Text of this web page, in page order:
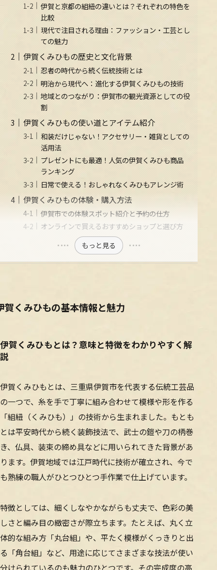
伊賀と京都の組紐の違いとは？それぞれの特色を
比較
現代で注目される理由：ファッション・工芸とし
ての魅力
伊賀くみひもの歴史と文化背景
忍者の時代から続く伝統技術とは
明治から現代へ：進化する伊賀くみひもの技術
地域とのつながり：伊賀市の観光資源としての役
割
伊賀くみひもの使い道とアイテム紹介
和装だけじゃない！アクセサリー・雑貨としての
活用法
プレゼントにも最適！人気の伊賀くみひも商品
ランキング
日常で使える！おしゃれなくみひもアレンジ術
伊賀くみひもの体験・購入方法
伊賀市での体験スポット紹介と予約の仕方
オンラインで買えるおすすめショップと選び方
もっと見る
賀くみひもの基本情報と魅力
伊賀くみひもとは？意味と特徴をわかりやすく解
説
伊賀くみひもとは、三重県伊賀市を代表する伝統工芸品
の一つで、糸を手で丁寧に組み合わせて模様や形を作る
「組紐（くみひも）」の技術から生まれました。もとも
とは平安時代から続く装飾技法で、武士の鎧や刀の柄巻
き、仏具、装束の締め具などに用いられてきた背景があ
ります。伊賀地域では江戸時代に技術が確立され、今で
も熟練の職人がひとつひとつ手作業で仕上げています。
特徴としては、細くしなやかながらも丈夫で、色彩の美
しさと編み目の緻密さが際立ちます。たとえば、丸く立
体的な組み方「丸台組」や、平たく模様がくっきりと出
る「角台組」など、用途に応じてさまざまな技法が使い